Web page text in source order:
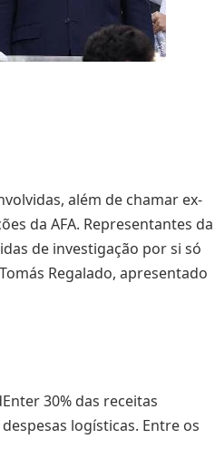
além de chamar ex-
da AFA. Representantes da
de investigação por si só
Regalado, apresentado
30% das receitas
logísticas. Entre os